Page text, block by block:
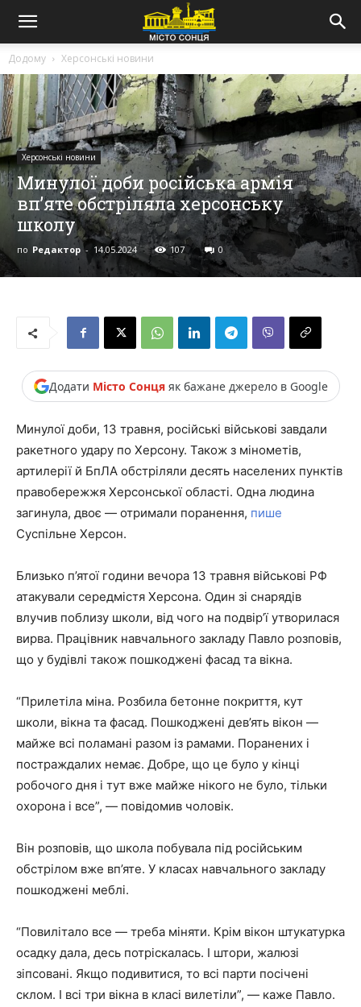
Додому Херсонські новини
Херсонські новини
Минулої доби російська армія
вп’яте обстріляла херсонську
школу
по Редактор - 14.05.2024 107 0
Додати Місто Сонцяяк бажане джерело в Google
Минулої доби, 13 травня, російські військові завдали
ракетного удару по Херсону. Також з мінометів,
артилерії й БпЛА обстріляли десять населених пунктів
правобережжя Херсонської області. Одна людина
загинула, двоє — отримали поранення, пише
Суспільне Херсон.
Близько п’ятої години вечора 13 травня військові РФ
атакували середмістя Херсона. Один зі снарядів
влучив поблизу школи, від чого на подвір’ї утворилася
вирва. Працівник навчального закладу Павло розповів,
що у будівлі також пошкоджені фасад та вікна.
“Прилетіла міна. Розбила бетонне покриття, кут
школи, вікна та фасад. Пошкоджені дев’ять вікон —
майже всі поламані разом із рамами. Поранених і
постраждалих немає. Добре, що це було у кінці
робочого дня і тут вже майже нікого не було, тільки
охорона і все”, — повідомив чоловік.
Він розповів, що школа побувала під російським
обстрілом вже вп’яте. У класах навчального закладу
пошкоджені меблі.
“Повилітало все — треба міняти. Крім вікон штукатурка
осадку дала, десь потріскалась. І штори, жалюзі
зіпсовані. Якщо подивитися, то всі парти посічені
склом. І всі три вікна в класі вилетіли”, — каже Павло.